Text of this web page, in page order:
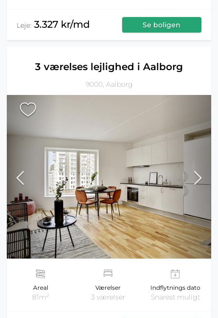
Leje: 3.327 kr/md Se boligen
3 værelses lejlighed i Aalborg
9000, Aalborg
Areal
81m2
Værelser
3 værelser
Indflytnings dato
Snarest muligt